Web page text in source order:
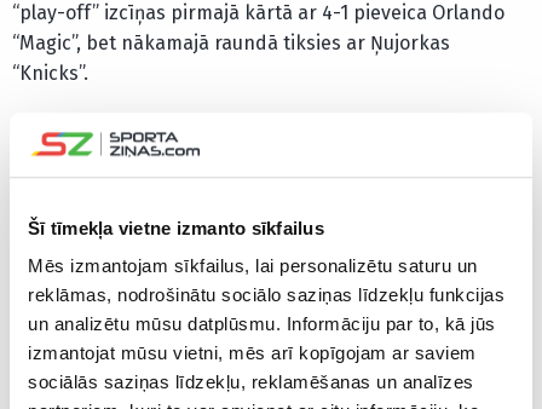
Šī tīmekļa vietne izmanto sīkfailus
Mēs izmantojam sīkfailus, lai personalizētu saturu un
reklāmas, nodrošinātu sociālo saziņas līdzekļu funkcijas
un analizētu mūsu datplūsmu. Informāciju par to, kā jūs
izmantojat mūsu vietni, mēs arī kopīgojam ar saviem
sociālās saziņas līdzekļu, reklamēšanas un analīzes
“play-off” izcīņas pirmajā kārtā ar 4-1 pieveica Orlando
“Magic”, bet nākamajā raundā tiksies ar Ņujorkas
“Knicks”.
“The rest of the league is bracing for some level of
change to come to the Celtics from their roster this
–@ShamsCharania
(h/t@ohnohedidnt24)
pic.twitter.com/Ao2gqG4tLe